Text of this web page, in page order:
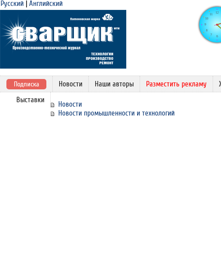
Русский Английский
Подписка Новости Наши авторы Разместить рекламу
Выставки
Новости
Новости промышленности и технологий